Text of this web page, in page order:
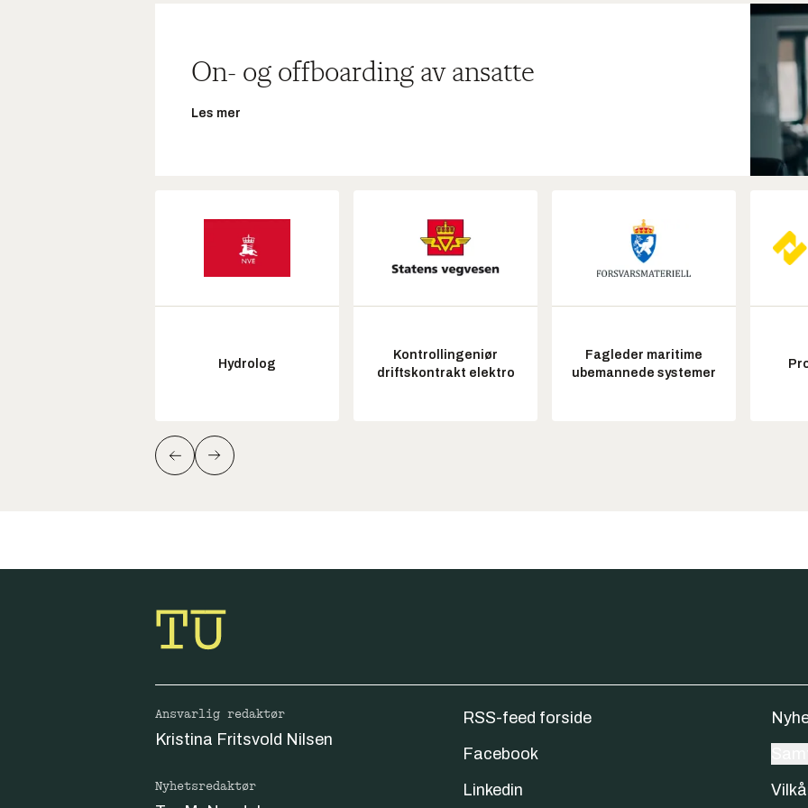
On- og offboarding av ansatte
Les mer
Hydrolog
Kontrollingeniør
driftskontrakt elektro
Fagleder maritime
ubemannede systemer
Ansvarlig redaktør
Kristina Fritsvold Nilsen
Nyhetsredaktør
RSS-feed forside
Facebook
Linkedin